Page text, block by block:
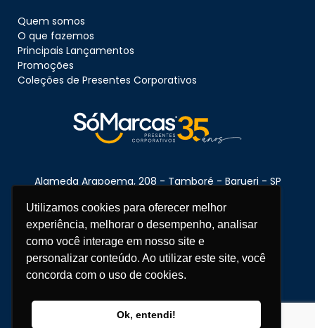
Utilizamos cookies para oferecer melhor
experiência, melhorar o desempenho, analisar
como você interage em nosso site e
personalizar conteúdo. Ao utilizar este site, você
concorda com o uso de cookies.
Ok, entendi!
Quem somos
O que fazemos
Principais Lançamentos
Promoções
Coleções de Presentes Corporativos
Alameda Arapoema, 208 - Tamboré - Barueri - SP
06460-080
Telefone:11 3670-1360
WhatsApp:11 95681-5743
atendimento@somarcas.com.br
Copyright © 2026 SóMarcas - Todos os direitos reservados.